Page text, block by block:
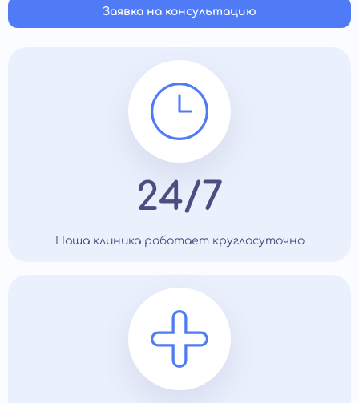
Заявка на консультацию
24/7
Наша клиника работает круглосуточно